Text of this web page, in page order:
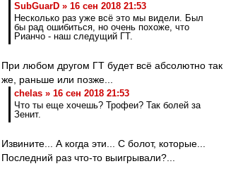
SubGuarD » 16 сен 2018 21:53
Несколько раз уже всё это мы видели. Был
бы рад ошибиться, но очень похоже, что
Рианчо - наш следущий ГТ.
При любом другом ГТ будет всё абсолютно так
же, раньше или позже...
chelas » 16 сен 2018 21:53
Что ты еще хочешь? Трофеи? Так болей за
Зенит.
Извините... А когда эти... С болот, которые...
Последний раз что-то выигрывали?...